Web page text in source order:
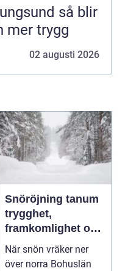
så blir
mer trygg
02 augusti 2026
Snöröjning tanum
trygghet,
framkomlighet och
mindre stress i
vintern
När snön vräker ner
över norra Bohuslän